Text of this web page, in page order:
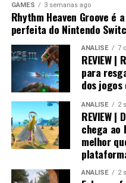
GAMES 3 semanas ago
Rhythm Heaven Groove é
perfeita do Nintendo
ANÁLISE 7
REVIEW |
para
dos jogos
ANÁLISE 2
REVIEW
chega ao
melhor
ANÁLISE 2